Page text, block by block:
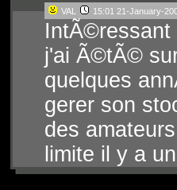
VAL 15:01 21-January-
IntÃ©ressant
j'ai Ã©tÃ©
quelques
gerer son
des
limite il y a